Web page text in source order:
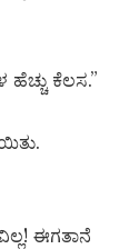
ಕೆಲಸ.”
ಈಗತಾನೆ